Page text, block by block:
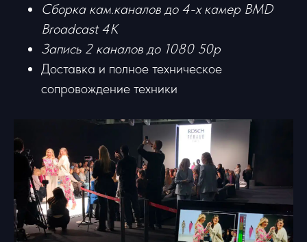
Сборка кам.каналов до 4-х камер BMD
Broadcast 4K
Запись 2 каналов до 1080 50р
Доставка и полное техническое
сопровождение техники